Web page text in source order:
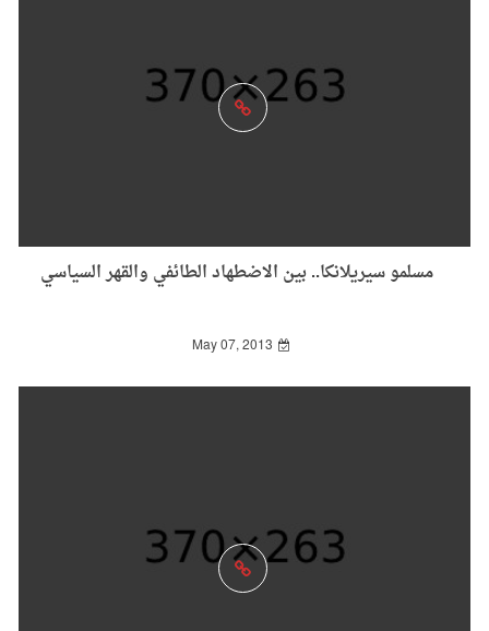
مسلمو سيريلانكا.. بين الاضطهاد الطائفي والقهر السياسي
May 07, 2013